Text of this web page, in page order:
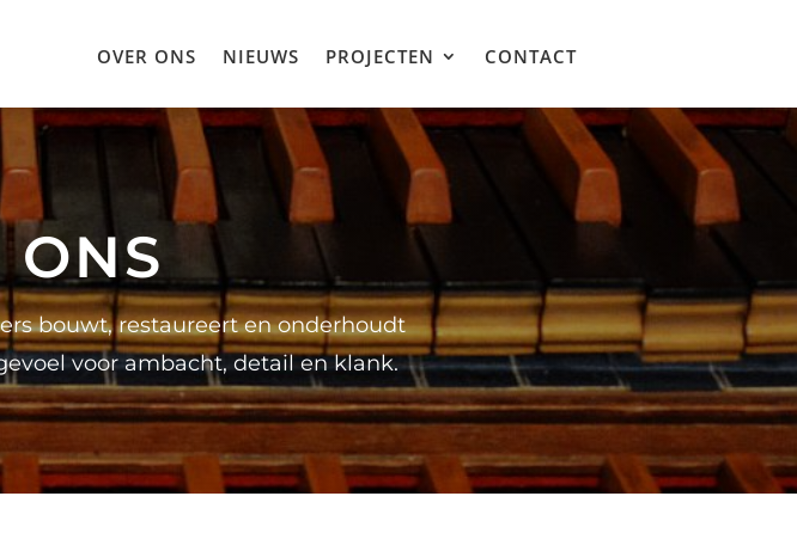
OVER ONS NIEUWS PROJECTEN CONTACT
ONS
bouwt, restaureert en onderhoudt
voor ambacht, detail en klank.